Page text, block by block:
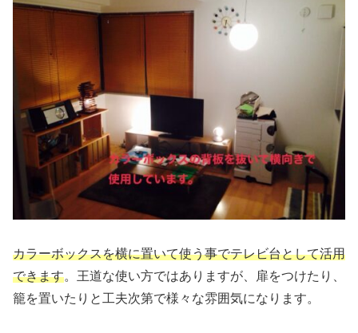
カラーボックスを横に置いて使う事でテレビ台として活用
できます。王道な使い方ではありますが、扉をつけたり、
籠を置いたりと工夫次第で様々な雰囲気になります。